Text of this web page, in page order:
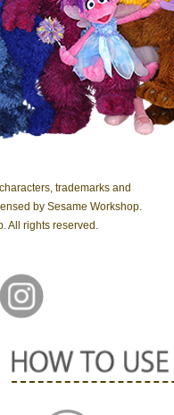
trademarks and
by Sesame Workshop.
All rights reserved.